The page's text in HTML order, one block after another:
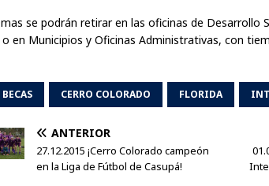
se podrán retirar en las oficinas de Desarrollo
o en Municipios y Oficinas Administrativas, con
BECAS CERRO COLORADO FLORIDA
ANTERIOR
27.12.2015 ¡Cerro Colorado campeón
en la Liga de Fútbol de Casupá!